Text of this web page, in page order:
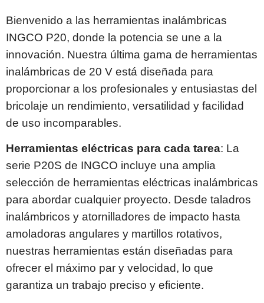
Bienvenido a las herramientas inalámbricas
INGCO P20, donde la potencia se une a la
innovación. Nuestra última gama de herramientas
inalámbricas de 20 V está diseñada para
proporcionar a los profesionales y entusiastas del
bricolaje un rendimiento, versatilidad y facilidad
de uso incomparables.
Herramientas eléctricas para cada tarea: La
serie P20S de INGCO incluye una amplia
selección de herramientas eléctricas inalámbricas
para abordar cualquier proyecto. Desde taladros
inalámbricos y atornilladores de impacto hasta
amoladoras angulares y martillos rotativos,
nuestras herramientas están diseñadas para
ofrecer el máximo par y velocidad, lo que
garantiza un trabajo preciso y eficiente.